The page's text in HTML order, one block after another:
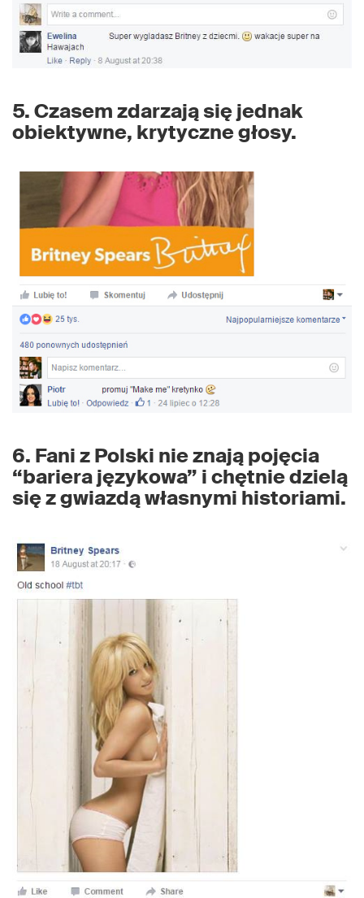
5. Czasem zdarzają się jednak
obiektywne, krytyczne głosy.
6. Fani z Polski nie znają pojęcia
“bariera językowa” i chętnie dzielą
się z gwiazdą własnymi historiami.